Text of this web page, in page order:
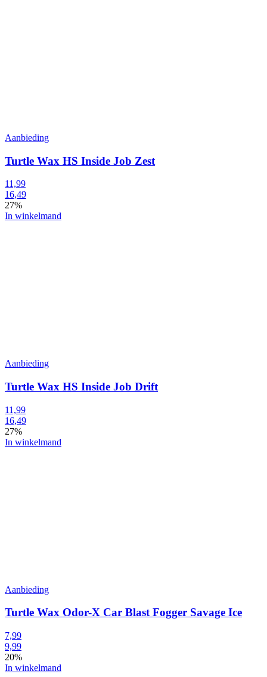
Aanbieding
Turtle Wax HS Inside Job Zest
11,99
16,49
27%
In winkelmand
Aanbieding
Turtle Wax HS Inside Job Drift
11,99
16,49
27%
In winkelmand
Aanbieding
Turtle Wax Odor-X Car Blast Fogger Savage Ice
7,99
9,99
20%
In winkelmand